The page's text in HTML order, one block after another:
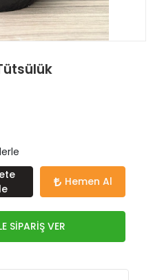
Hemen Al
SİPARİŞ VER